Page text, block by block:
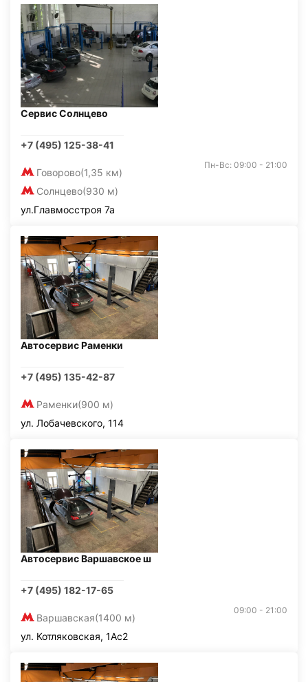
Сервис Солнцево
+7 (495) 125-38-41
Говорово(1,35 км)
Солнцево(930 м)
Пн-Вс: 09:00 - 21:00
ул.Главмосстроя 7а
Автосервис Раменки
+7 (495) 135-42-87
Раменки(900 м)
ул. Лобачевского, 114
Автосервис Варшавское ш
+7 (495) 182-17-65
Варшавская(1400 м)
09:00 - 21:00
ул. Котляковская, 1Ас2